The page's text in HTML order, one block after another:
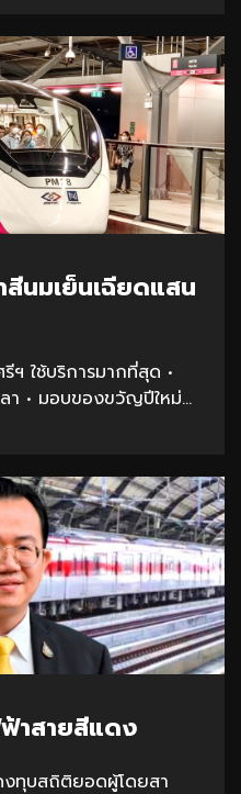
นมเย็นเฉียดแสน
ฯ ใช้บริการมากที่สุด •
า • มอบของขวัญปีใหม่...
าสายสีแดง
งทุบสถิติยอดผู้โดยสา